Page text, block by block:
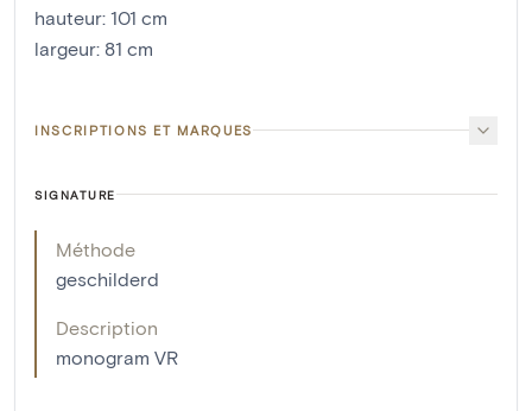
hauteur: 101 cm
largeur: 81 cm
INSCRIPTIONS ET MARQUES
SIGNATURE
Méthode
geschilderd
Description
monogram VR